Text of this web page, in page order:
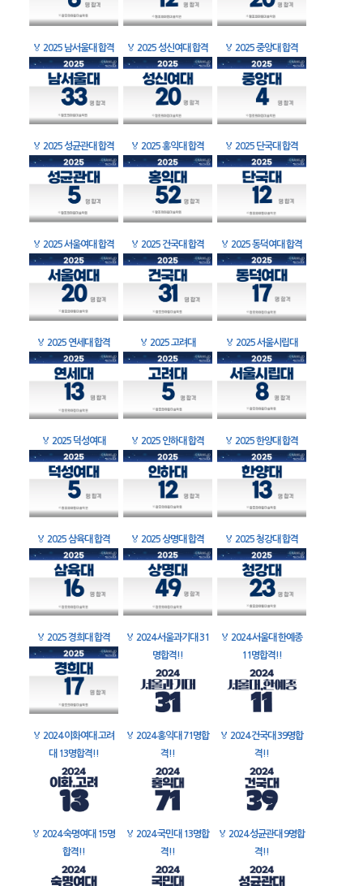
🏅 2025 남서울대 합격 🏅 2025 성신여대 합격 🏅 2025 중앙대 합격
🏅 2025 성균관대 합격 🏅 2025 홍익대 합격 🏅 2025 단국대 합격
🏅 2025 서울여대 합격 🏅 2025 건국대 합격 🏅 2025 동덕여대 합격
🏅 2025 연세대 합격 🏅 2025 고려대 🏅 2025 서울시립대
🏅 2025 덕성여대 🏅 2025 인하대 합격 🏅 2025 한양대 합격
🏅 2025 삼육대 합격 🏅 2025 상명대 합격 🏅 2025 청강대 합격
🏅 2025 경희대 합격 🏅 2024 서울과기대 31
명합격!!
🏅 2024 서울대 한예종
11명합격!!
🏅 2024 이화여대 고려
대 13명합격!!
🏅 2024 홍익대 71명합
격!!
🏅 2024 건국대 39명합
격!!
🏅 2024 숙명여대 15명
합격!!
🏅 2024 국민대 13명합
격!!
🏅 2024 성균관대 9명합
격!!